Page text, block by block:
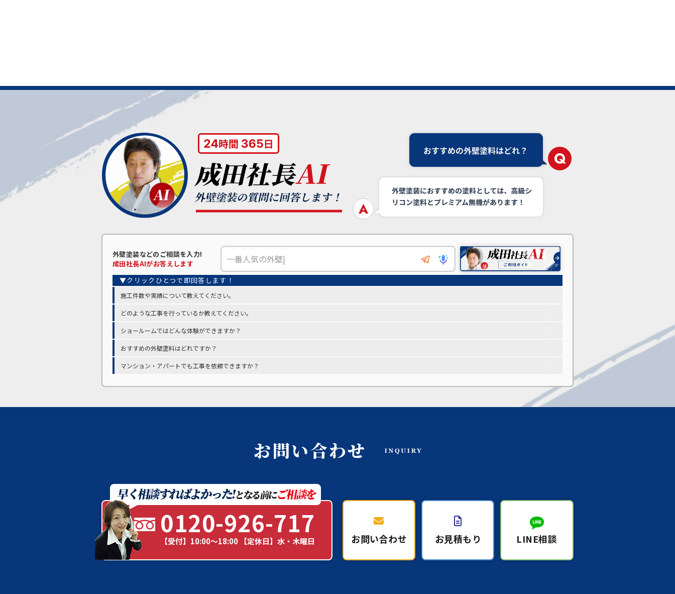
外壁塗装などの ご相談を入力!
成田社長AIがお答えします
施工件数や実績について教えてください。
どのような工事を行っているか教えてください。
ショールームではどんな体験ができますか？
おすすめの外壁塗料はどれですか？
マンション・アパートでも工事を依頼できますか？
0120-926-717
【受付】10:00～18:00 【定休日】水・木曜日 お問い合わせ お見積もり LINE相談